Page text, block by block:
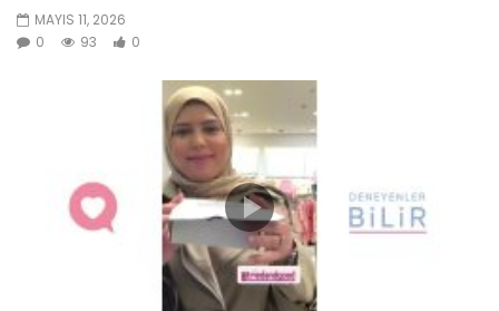
MAYIS 11, 2026
0
93 0